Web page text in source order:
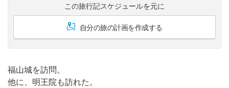
この旅行記スケジュールを元に
自分の旅の計画を作成する
福山城を訪問。
他に、明王院も訪れた。